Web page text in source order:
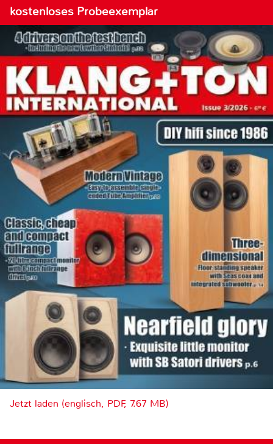
kostenloses Probeexemplar
Jetzt laden (englisch, PDF, 7.67 MB)